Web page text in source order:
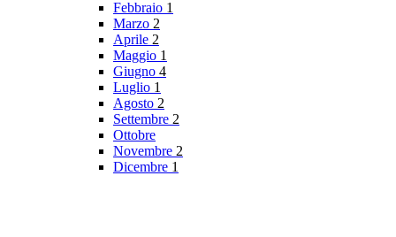
Febbraio 1
Marzo 2
Aprile 2
Maggio 1
Giugno 4
Luglio 1
Agosto 2
Settembre 2
Ottobre
Novembre 2
Dicembre 1